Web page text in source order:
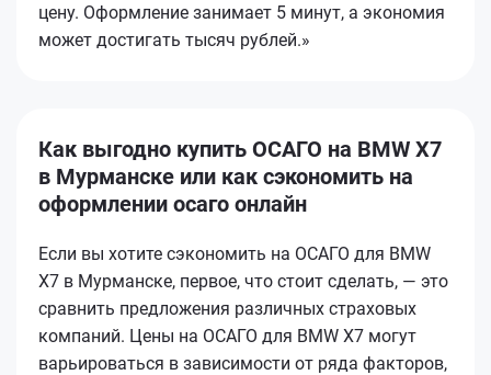
цену. Оформление занимает 5 минут, а экономия
может достигать тысяч рублей.»
Как выгодно купить ОСАГО на BMW X7
в Мурманске или как сэкономить на
оформлении осаго онлайн
Если вы хотите сэкономить на ОСАГО для BMW
X7 в Мурманске, первое, что стоит сделать, — это
сравнить предложения различных страховых
компаний. Цены на ОСАГО для BMW X7 могут
варьироваться в зависимости от ряда факторов,